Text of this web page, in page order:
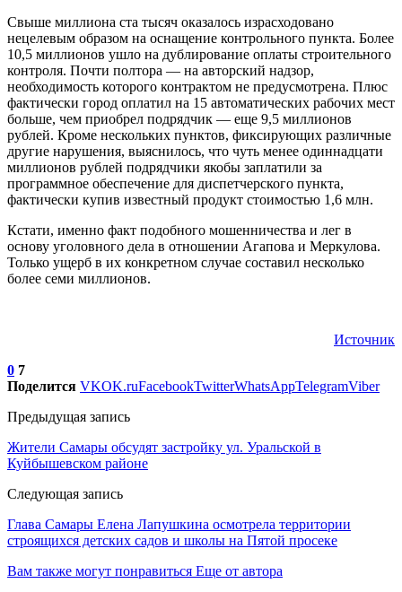
Свыше миллиона ста тысяч оказалось израсходовано
нецелевым образом на оснащение контрольного пункта. Более
10,5 миллионов ушло на дублирование оплаты строительного
контроля. Почти полтора — на авторский надзор,
необходимость которого контрактом не предусмотрена. Плюс
фактически город оплатил на 15 автоматических рабочих мест
больше, чем приобрел подрядчик — еще 9,5 миллионов
рублей. Кроме нескольких пунктов, фиксирующих различные
другие нарушения, выяснилось, что чуть менее одиннадцати
миллионов рублей подрядчики якобы заплатили за
программное обеспечение для диспетчерского пункта,
фактически купив известный продукт стоимостью 1,6 млн.
Кстати, именно факт подобного мошенничества и лег в
основу уголовного дела в отношении Агапова и Меркулова.
Только ущерб в их конкретном случае составил несколько
более семи миллионов.
Источник
0 7
Поделится VKOK.ruFacebookTwitterWhatsAppTelegramViber
Предыдущая запись
Жители Самары обсудят застройку ул. Уральской в
Куйбышевском районе
Следующая запись
Глава Самары Елена Лапушкина осмотрела территории
строящихся детских садов и школы на Пятой просеке
Вам также могут понравиться Еще от автора